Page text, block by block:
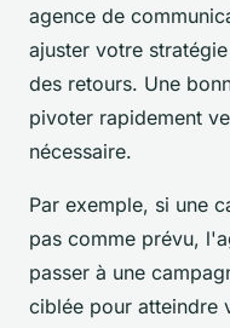
agence de
ajuster votre
des retours. Une
pivoter rapidement
nécessaire.
Par exemple, si une
pas comme prévu,
passer à une
ciblée pour atteindre